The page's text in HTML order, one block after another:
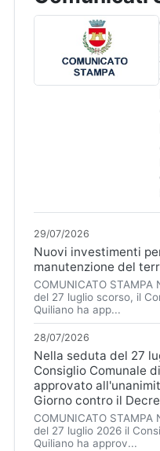
29/07/2026
Nuovi investimenti
manutenzione del
COMUNICATO STAMPA
del 27 luglio scorso, il
Quiliano ha app...
28/07/2026
Nella seduta del 27
Consiglio Comunale
approvato
Giorno contro il
COMUNICATO
del 27 luglio 2026 il
Quiliano ha approv...